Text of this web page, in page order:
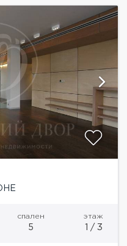
спален
5
этаж
1 / 3